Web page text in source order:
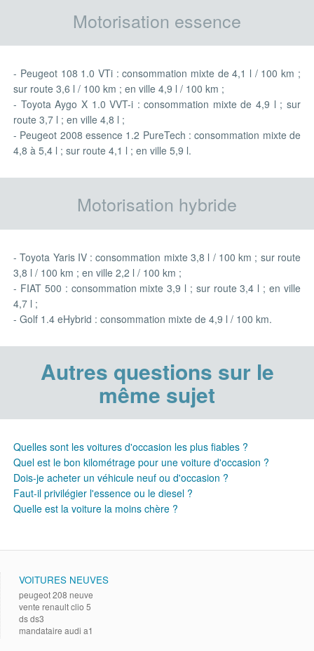
Motorisation essence
- Peugeot 108 1.0 VTi : consommation mixte de 4,1 l / 100 km ;
sur route 3,6 l / 100 km ; en ville 4,9 l / 100 km ;
- Toyota Aygo X 1.0 VVT-i : consommation mixte de 4,9 l ; sur
route 3,7 l ; en ville 4,8 l ;
- Peugeot 2008 essence 1.2 PureTech : consommation mixte de
4,8 à 5,4 l ; sur route 4,1 l ; en ville 5,9 l.
Motorisation hybride
- Toyota Yaris IV : consommation mixte 3,8 l / 100 km ; sur route
3,8 l / 100 km ; en ville 2,2 l / 100 km ;
- FIAT 500 : consommation mixte 3,9 l ; sur route 3,4 l ; en ville
4,7 l ;
- Golf 1.4 eHybrid : consommation mixte de 4,9 l / 100 km.
Autres questions sur le
même sujet
Quelles sont les voitures d'occasion les plus fiables ?
Quel est le bon kilométrage pour une voiture d'occasion ?
Dois-je acheter un véhicule neuf ou d'occasion ?
Faut-il privilégier l'essence ou le diesel ?
Quelle est la voiture la moins chère ?
VOITURES NEUVES
peugeot 208 neuve
vente renault clio 5
ds ds3
mandataire audi a1